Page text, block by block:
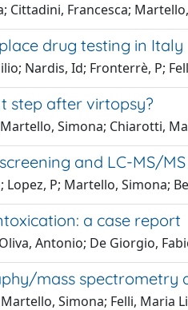
Cittadini, Francesca;
drug testing in Italy
Nardis, Id; Fronterrè, P;
step after virtopsy?
Simona; Chiarotti,
and LC-MS/
P; Martello, Simona;
a case report
Antonio; De Giorgio,
mass spectrometry
Simona; Felli, Maria